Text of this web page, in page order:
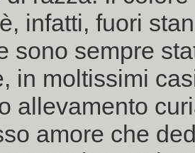
infatti, fuori
sono sempre
in moltissimi
allevamento
amore che